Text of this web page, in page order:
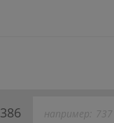
386